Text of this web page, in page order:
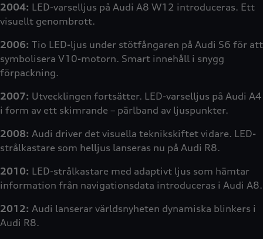
2004: LED-varselljus på Audi A8 W12 introduceras. Ett
visuellt genombrott.
2006: Tio LED-ljus under stötfångaren på Audi S6 för att
symbolisera V10-motorn. Smart innehåll i snygg
förpackning.
2007: Utvecklingen fortsätter. LED-varselljus på Audi A4
i form av ett skimrande – pärlband av ljuspunkter.
2008: Audi driver det visuella teknikskiftet vidare. LED-
strålkastare som helljus lanseras nu på Audi R8.
2010: LED-strålkastare med adaptivt ljus som hämtar
information från navigationsdata introduceras i Audi A8.
2012: Audi lanserar världsnyheten dynamiska blinkers i
Audi R8.